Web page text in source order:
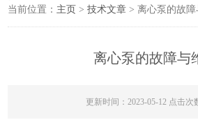
当前位置： 主页 >技术文章 > 离心泵的故障
离心泵的故障与
更新时间：2023-05-12 点击次